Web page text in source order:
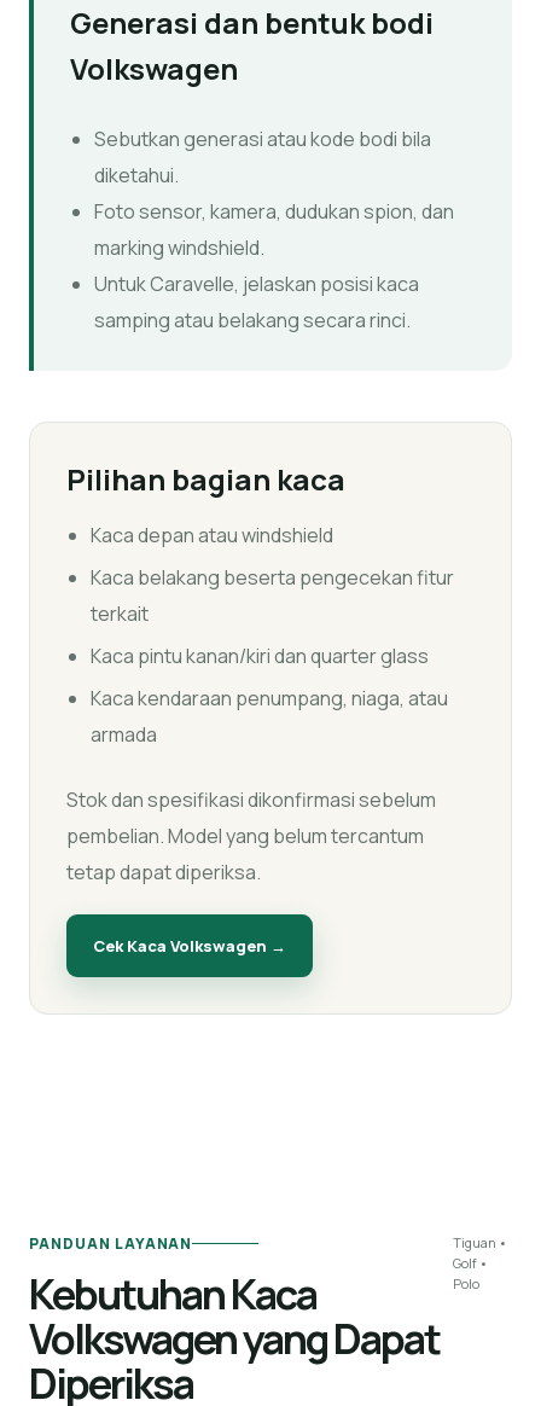
Generasi dan bentuk bodi
Volkswagen
Sebutkan generasi atau kode bodi bila
diketahui.
Foto sensor, kamera, dudukan spion, dan
marking windshield.
Untuk Caravelle, jelaskan posisi kaca
samping atau belakang secara rinci.
Pilihan bagian kaca
Kaca depan atau windshield
Kaca belakang beserta pengecekan fitur
terkait
Kaca pintu kanan/kiri dan quarter glass
Kaca kendaraan penumpang, niaga, atau
armada
Stok dan spesifikasi dikonfirmasi sebelum
pembelian. Model yang belum tercantum
tetap dapat diperiksa.
Cek Kaca Volkswagen →
PANDUAN LAYANAN
Kebutuhan Kaca
Volkswagen yang Dapat
Diperiksa
Tiguan •
Golf •
Polo